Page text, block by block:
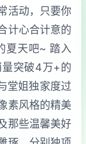
活动，只要你
计心合计意的
夏天吧~ 踏入
突破4万+的
堂姐独家度过
素风格的精美
那些温馨美好